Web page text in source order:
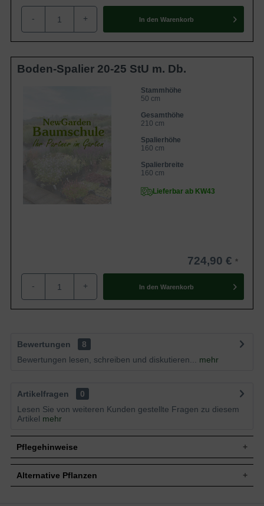
- + In den Warenkorb
Boden-Spalier 20-25 StU m. Db.
Stammhöhe
50 cm
Gesamthöhe
210 cm
Spalierhöhe
160 cm
Spalierbreite
160 cm
Lieferbar ab KW43
724,90 €
- + In den Warenkorb
Bewertungen
8
Bewertungen lesen, schreiben und diskutieren...
mehr
Artikelfragen
0
Lesen Sie von weiteren Kunden gestellte Fragen zu diesem
Artikel mehr
Pflegehinweise
Pflanz- und Pflegetipps Malus domestica 'Notaris'
Alternative Pflanzen